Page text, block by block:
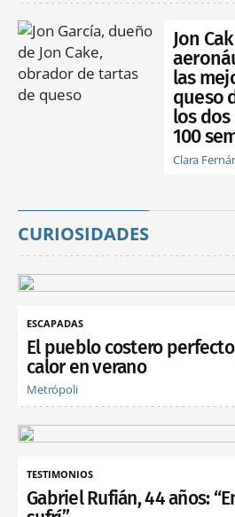
Jon
las
queso
los dos
100
Clara
CURIOSIDADES
ESCAPADAS
El pueblo costero
calor en verano
Metrópoli
TESTIMONIOS
Gabriel Rufián, 44 años: